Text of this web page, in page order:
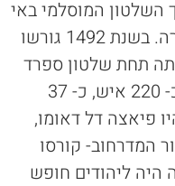
השלטון המוסלמי באי
בין המאות השמינית לאחת עשרה. בשנת 1492 גורשו
תחת שלטון ספרד
באותה עת. אז היו בטאורמינה כ- 220 איש, כ- 37
פיאצה דל דאומו,
המדרחוב- קורסו
היה ליהודים חופש